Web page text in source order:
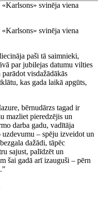
svinēja viena
svinēja viena
paši tā saimnieki,
par jubilejas datumu vilties
visdažādākās
kas gada laikā apgūts,
bērnudārzs tagad ir
mazliet pieredzējis un
darba gadu, vadītāja
– spēju izveidot un
dažādi, tāpēc
sajust, palīdzēt un
šai gadā arī izauguši – pērn